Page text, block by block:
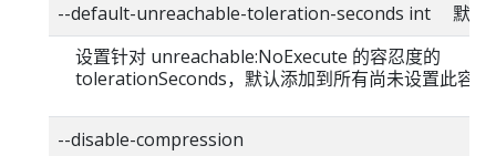
--default-unreachable-toleration-seconds int 默认
设置针对 unreachable:NoExecute 的容忍度的
tolerationSeconds，默认添加到所有尚未设置此容
--disable-compression